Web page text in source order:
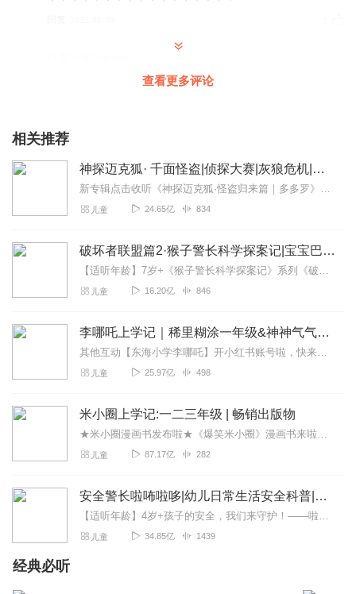
早晨起来刷评论，心情美美哒
2024-02-05
查看更多评论
相关推荐
神探迈克狐· 千面怪盗|侦探大赛|灰狼危机|多多罗
新专辑点击收听《神探迈克狐·怪盗归来篇｜多多罗》！！！>>>点击进入主播橱窗购买《神探迈克狐》系列图书吧!<<<多多罗故事【点击前往】收听多多罗其他好玩有趣的故...
儿童 24.65亿 834
破坏者联盟篇2·猴子警长科学探案记|宝宝巴士故事
【适听年龄】7岁+《猴子警长科学探案记》系列《破坏者联盟篇1·猴子警长科学探案记》>>>《破坏者联盟篇2·猴子警长科学探案记》>>>《破坏者联盟篇3·猴子警长科...
儿童 16.20亿 846
李哪吒上学记｜稀里糊涂一年级&神神气气二年级
其他互动【东海小学李哪吒】开小红书账号啦，快来关注和李哪吒成为好朋友！有机会免费领儿童会员、官方周边！【点击加入】东海小学广播站圈子，更多互动！李哪吒全新冒险番...
儿童 25.97亿 498
米小圈上学记:一二三年级 | 畅销出版物
★米小圈漫画书发布啦★《爆笑米小圈》漫画书来啦《米小圈上学记》一二三年级正版广播剧！《米小圈上学记》系列是儿童作家北猫最新创作的儿童小说系列，作品诙谐幽默、好...
儿童 87.17亿 282
安全警长啦咘啦哆|幼儿日常生活安全科普|宝宝巴士
【适听年龄】4岁+孩子的安全，我们来守护！——啦咘啦哆警长宣孩子天生爱冒险，好奇心爆棚！不是在大马路上比赛跑，就是踩着椅子上下跳，怎样才能保护孩子平安长大？听...
儿童 34.85亿 1439
经典必听